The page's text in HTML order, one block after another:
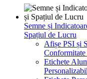
Semne și
Spațiul de Lucru
Afișe PSI și
Conformitate
Etichete